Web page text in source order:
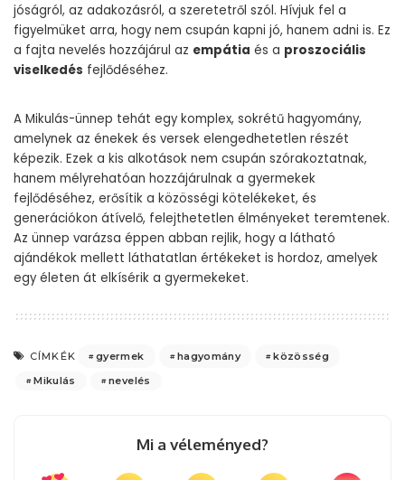
jóságról, az adakozásról, a szeretetről szól. Hívjuk fel a
figyelmüket arra, hogy nem csupán kapni jó, hanem adni is. Ez
a fajta nevelés hozzájárul az empátia és a proszociális
viselkedés fejlődéséhez.
A Mikulás-ünnep tehát egy komplex, sokrétű hagyomány,
amelynek az énekek és versek elengedhetetlen részét
képezik. Ezek a kis alkotások nem csupán szórakoztatnak,
hanem mélyrehatóan hozzájárulnak a gyermekek
fejlődéséhez, erősítik a közösségi kötelékeket, és
generációkon átívelő, felejthetetlen élményeket teremtenek.
Az ünnep varázsa éppen abban rejlik, hogy a látható
ajándékok mellett láthatatlan értékeket is hordoz, amelyek
egy életen át elkísérik a gyermekeket.
CÍMKÉK gyermek hagyomány
közösség
Mikulás
nevelés
Mi a véleményed?